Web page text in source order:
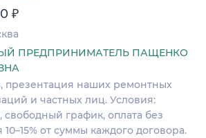
₽
ПРЕДПРИНИМАТЕЛЬ ПАЩЕНКО
презентация наших ремонтных
и частных лиц. Условия:
свободный график, оплата без
от суммы каждого договора.